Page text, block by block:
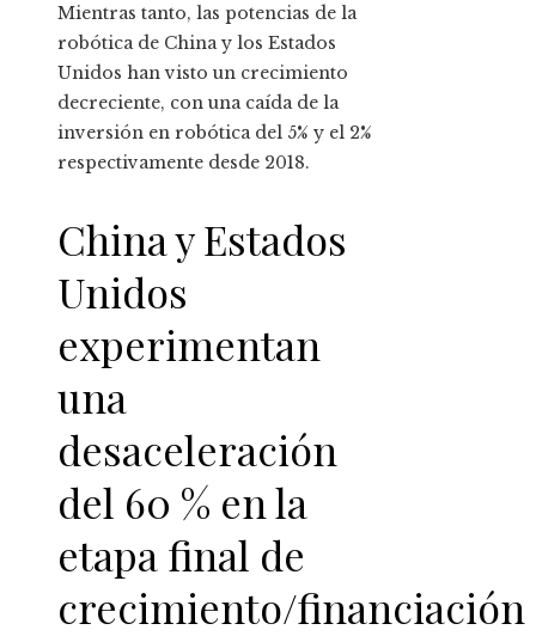
Mientras tanto, las potencias de la
robótica de China y los Estados
Unidos han visto un crecimiento
decreciente, con una caída de la
inversión en robótica del 5% y el 2%
respectivamente desde 2018.
China y Estados
Unidos
experimentan
una
desaceleración
del 60 % en la
etapa final de
crecimiento/financiación